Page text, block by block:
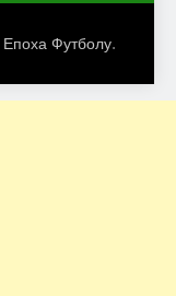
Епоха Футболу.